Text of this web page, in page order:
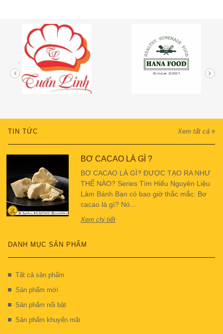
TIN TỨC Xem tất cả
BƠ CACAO LÀ GÌ ?
BƠ CACAO LÀ GÌ? ĐƯỢC TẠO RA NHƯ
THẾ NÀO? Series Tìm Hiểu Nguyên Liệu
Làm Bánh Bạn có bao giờ thắc mắc: Bơ
cacao là gì? Nó...
Xem chi tiết
DANH MỤC SẢN PHẨM
Tất cả sản phẩm
Sản phẩm mới
Sản phẩm nổi bật
Sản phẩm khuyến mãi